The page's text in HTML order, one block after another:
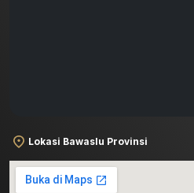
Lokasi Bawaslu Provinsi